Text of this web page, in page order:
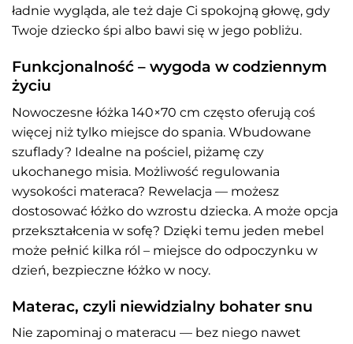
ładnie wygląda, ale też daje Ci spokojną głowę, gdy
Twoje dziecko śpi albo bawi się w jego pobliżu.
Funkcjonalność – wygoda w codziennym
życiu
Nowoczesne łóżka 140×70 cm często oferują coś
więcej niż tylko miejsce do spania. Wbudowane
szuflady? Idealne na pościel, piżamę czy
ukochanego misia. Możliwość regulowania
wysokości materaca? Rewelacja — możesz
dostosować łóżko do wzrostu dziecka. A może opcja
przekształcenia w sofę? Dzięki temu jeden mebel
może pełnić kilka ról – miejsce do odpoczynku w
dzień, bezpieczne łóżko w nocy.
Materac, czyli niewidzialny bohater snu
Nie zapominaj o materacu — bez niego nawet